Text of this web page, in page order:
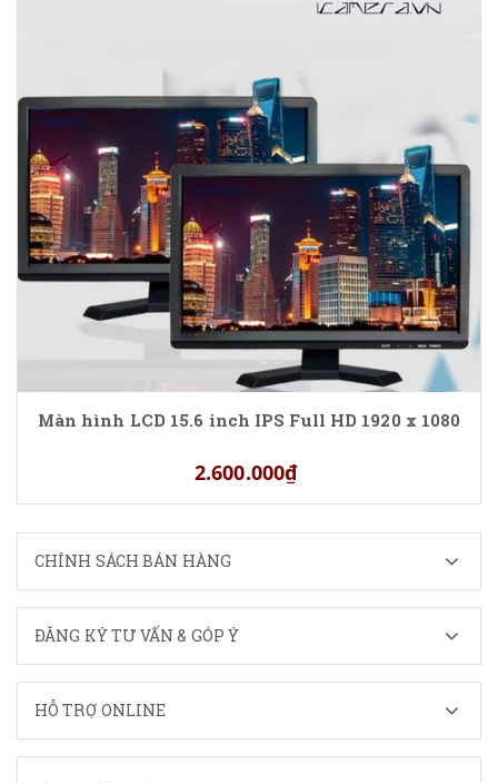
Màn hình LCD 15.6 inch IPS Full HD 1920 x 1080
2.600.000₫
CHÍNH SÁCH BÁN HÀNG
ĐĂNG KÝ TƯ VẤN & GÓP Ý
HỖ TRỢ ONLINE